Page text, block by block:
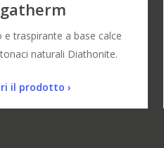
e traspirante a base calce
naturali Diathonite.
il prodotto ›